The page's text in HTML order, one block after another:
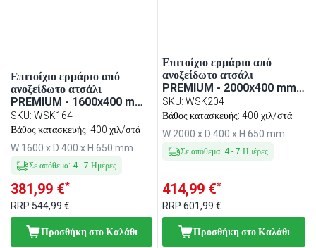
Επιτοίχιο ερμάριο από
ανοξείδωτο ατσάλι
PREMIUM - 1600x400 mm -
με συρόμενες πόρτες - 650
mm ύψος
SKU: WSK164
Βάθος κατασκευής: 400 χιλ/στά
W 1600 x D 400 x H 650 mm
Σε απόθεμα: 4- 7 Ημέρες
381,99 €*
RRP 544,99 €
Προσθήκη στο Καλάθι
Επιτοίχιο ερμάριο από
ανοξείδωτο ατσάλι
PREMIUM - 2000x400 mm -
με συρόμενες πόρτες - 650
mm ύψος
SKU:WSK204
Βάθος κατασκευής: 400 χιλ/στά
W 2000 x D 400 x H 650 mm
Σε απόθεμα: 4-7 Ημέρες
414,99 €*
RRP601,99 €
Προσθήκη στο Καλάθι